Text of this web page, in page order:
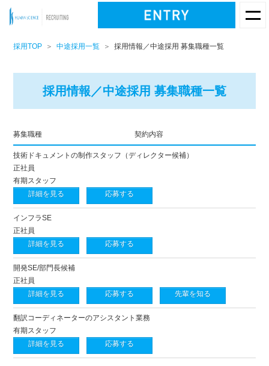
採用TOP 中途採用一覧 採用情報／中途採用 募集職種一覧
採用情報／中途採用 募集職種一覧
募集職種 契約内容
技術ドキュメントの制作スタッフ（ディレクター候補）
正社員
有期スタッフ
詳細を見る
応募する
インフラSE
正社員
詳細を見る
応募する
開発SE/部門長候補
正社員
詳細を見る
応募する 先輩を知る
翻訳コーディネーターのアシスタント業務
有期スタッフ
詳細を見る
応募する